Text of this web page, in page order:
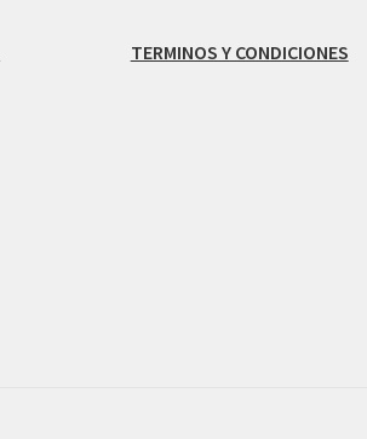
TERMINOS Y CONDICIONES